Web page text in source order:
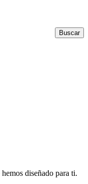
Buscar
diseñado para ti.